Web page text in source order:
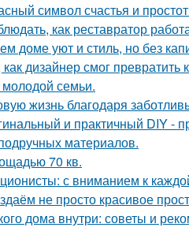
символ счастья и
как реставратор
доме уют и стиль, но без
дизайнер смог
молодой семьи.
жизнь благодаря
и практичный DIY -
материалов.
70 кв.
с вниманием к
не просто красивое
дома внутри: советы и